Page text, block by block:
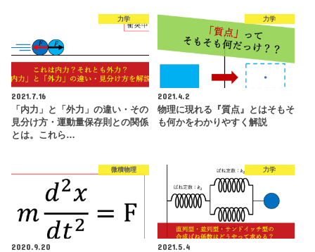
力学
2021.7.16
「内力」と「外力」の違い・その
見分け方・運動量保存則との関係
とは。これら…
力学
2021.4.2
物理に現れる『質点』とはそもそ
も何かをわかりやすく解説
微積物理
2020.9.20
力学
2021.5.4